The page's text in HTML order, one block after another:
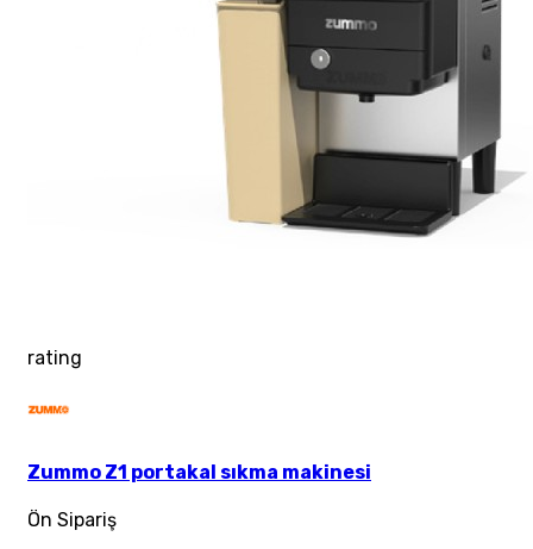
rating
Zummo Z1 portakal sıkma makinesi
Ön Sipariş